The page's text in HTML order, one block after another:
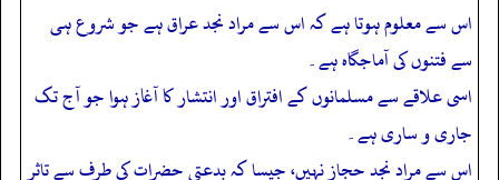
اس سے معلوم ہوتا ہے کہ اس سے مراد نجد عراق ہے جو شروع ہی
سے فتنوں کی آماجگاہ ہے۔
اسی علاقے سے مسلمانوں کے افتراق اور انتشار کا آغاز ہوا جو آج تک
جاری و ساری ہے۔
اس سے مراد نجد حجاز نہیں، جیسا کہ بدعتی حضرات کی طرف سے تاثر